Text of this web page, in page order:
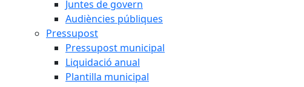
Juntes de govern
Audiències públiques
Pressupost
Pressupost municipal
Liquidació anual
Plantilla municipal